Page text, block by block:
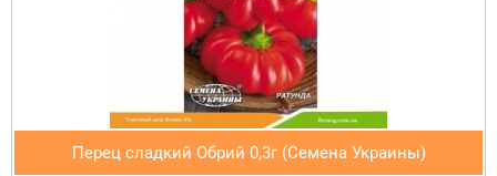
Перец сладкий Обрий 0,3г (Семена Украины)